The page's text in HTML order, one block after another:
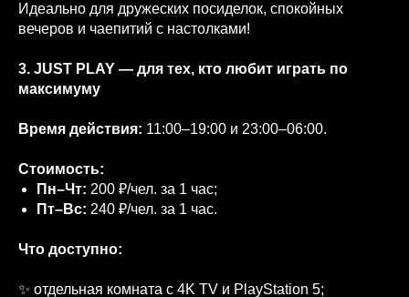
Идеально для дружеских посиделок, спокойных
вечеров и чаепитий с настолками!
3. JUST PLAY — для тех, кто любит играть по
максимуму
Время действия: 11:00–19:00 и 23:00–06:00.
Стоимость:
Пн–Чт: 200 ₽/чел. за 1 час;
Пт–Вс: 240 ₽/чел. за 1 час.
Что доступно:
✨ отдельная комната с 4K TV и PlayStation 5;